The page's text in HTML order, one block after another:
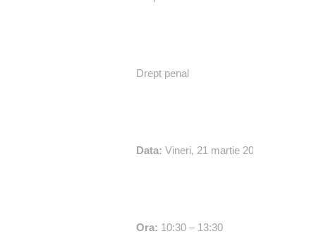
Drept penal
Data: Vineri, 21 martie 2025
Ora: 10:30 – 13:30